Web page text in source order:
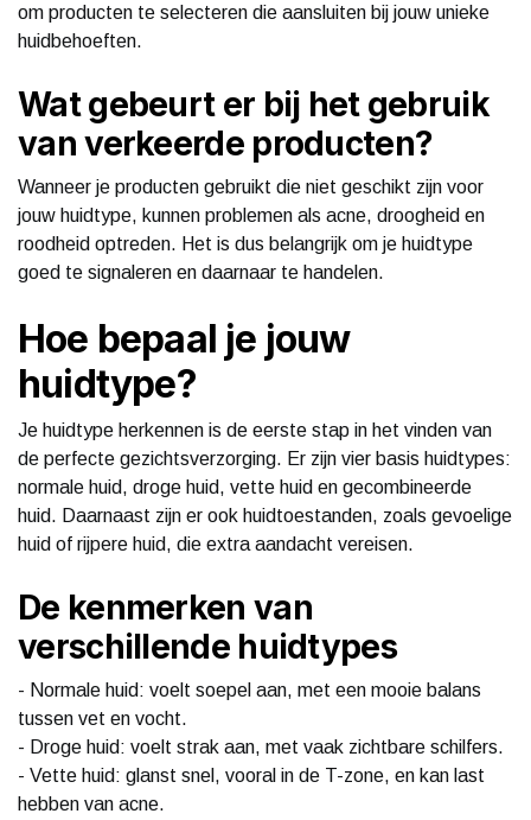
om producten te selecteren die aansluiten bij jouw unieke
huidbehoeften.
Wat gebeurt er bij het gebruik
van verkeerde producten?
Wanneer je producten gebruikt die niet geschikt zijn voor
jouw huidtype, kunnen problemen als acne, droogheid en
roodheid optreden. Het is dus belangrijk om je huidtype
goed te signaleren en daarnaar te handelen.
Hoe bepaal je jouw
huidtype?
Je huidtype herkennen is de eerste stap in het vinden van
de perfecte gezichtsverzorging. Er zijn vier basis huidtypes:
normale huid, droge huid, vette huid en gecombineerde
huid. Daarnaast zijn er ook huidtoestanden, zoals gevoelige
huid of rijpere huid, die extra aandacht vereisen.
De kenmerken van
verschillende huidtypes
- Normale huid: voelt soepel aan, met een mooie balans
tussen vet en vocht.
- Droge huid: voelt strak aan, met vaak zichtbare schilfers.
- Vette huid: glanst snel, vooral in de T-zone, en kan last
hebben van acne.